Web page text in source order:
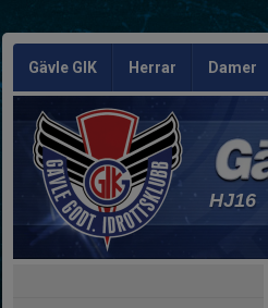
Gävle GIK Herrar Damer
HJ16